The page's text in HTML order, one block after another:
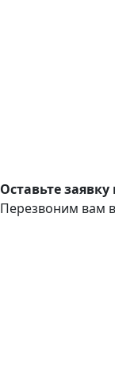
Оставьте заявку
Перезвоним вам